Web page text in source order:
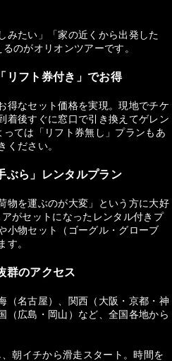
みたい」「家の近くから出発した
のがオリオンツアーです。
リフト券付き」でお得
得なセット価格を実現。現地でチケ
着後すぐに窓口で引き換えてゲレン
ては「リフト券無し」プランもあ
ください。
ぶら」レンタルプラン
物を運ぶのが大変」という方に大好
がセットになったレンタル付きプ
小物セット（ゴーグル・グローブ
す。
群のアクセス
（名古屋）、関西（大阪・京都・神
（広島・岡山）など、全国各地から
朝イチから滑走スタート。時間を